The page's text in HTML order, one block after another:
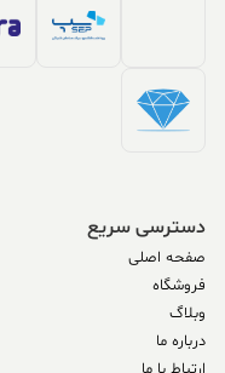
دسترسی سریع
صفحه اصلی
فروشگاه
وبلاگ
درباره ما